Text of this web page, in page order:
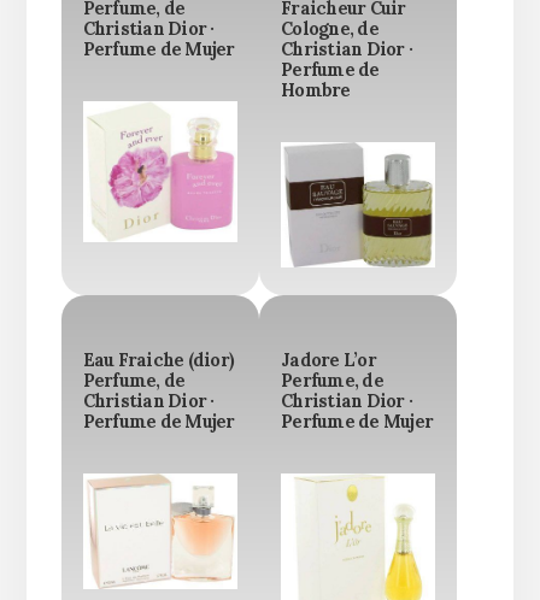
Perfume, de
Christian Dior ·
Perfume de Mujer
Fraicheur Cuir
Cologne, de
Christian Dior ·
Perfume de
Hombre
Eau Fraiche (dior)
Perfume, de
Christian Dior ·
Perfume de Mujer
Jadore L’or
Perfume, de
Christian Dior ·
Perfume de Mujer